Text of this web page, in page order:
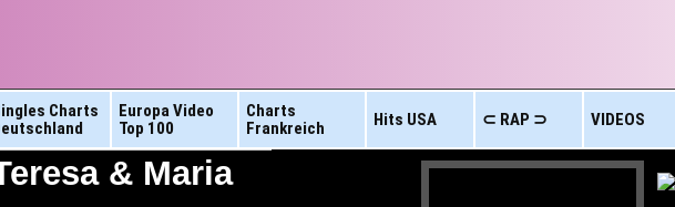
Charts
Europa Video
Top 100
Charts
Frankreich
Hits USA ⊂ RAP ⊃ VIDEOS
& Maria